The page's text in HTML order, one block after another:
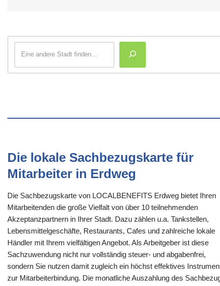
Die lokale Sachbezugskarte für
Mitarbeiter in Erdweg
Die Sachbezugskarte von LOCALBENEFITS Erdweg bietet Ihren
Mitarbeitenden die große Vielfalt von über 10 teilnehmenden
Akzeptanzpartnern in Ihrer Stadt. Dazu zählen u.a. Tankstellen,
Lebensmittelgeschäfte, Restaurants, Cafes und zahlreiche lokale
Händler mit Ihrem vielfältigen Angebot. Als Arbeitgeber ist diese
Sachzuwendung nicht nur vollständig steuer- und abgabenfrei,
sondern Sie nutzen damit zugleich ein höchst effektives
zur Mitarbeiterbindung. Die monatliche Auszahlung des